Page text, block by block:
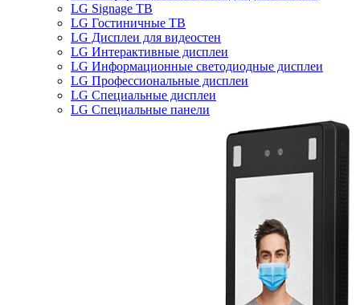
LG Signage ТВ
LG Гостиничные ТВ
LG Дисплеи для видеостен
LG Интерактивные дисплеи
LG Информационные светодиодные дисплеи
LG Профессиональные дисплеи
LG Специальные дисплеи
LG Специальные панели